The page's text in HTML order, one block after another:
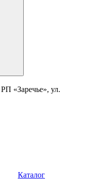
«Заречье», ул.
Каталог